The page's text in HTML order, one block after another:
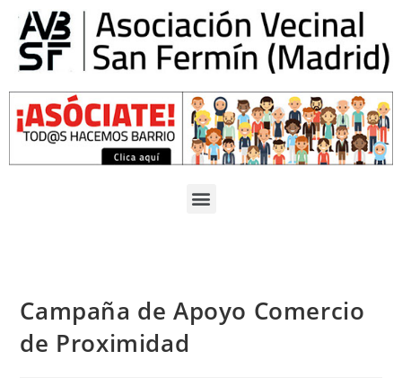
Campaña de Apoyo Comercio
de Proximidad